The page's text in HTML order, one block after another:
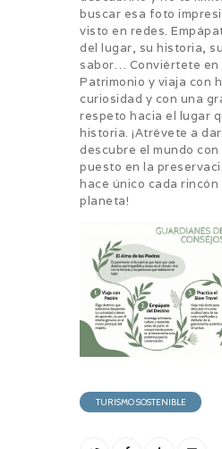
buscar esa foto
visto en redes.
del lugar, su historia,
sabor… Conviértete en
Patrimonio y viaja con
curiosidad y con una
respeto hacia el lugar
historia. ¡Atrévete a
descubre el mundo
puesto en la
hace único cada
planeta!
TURISMO SOSTENIBLE